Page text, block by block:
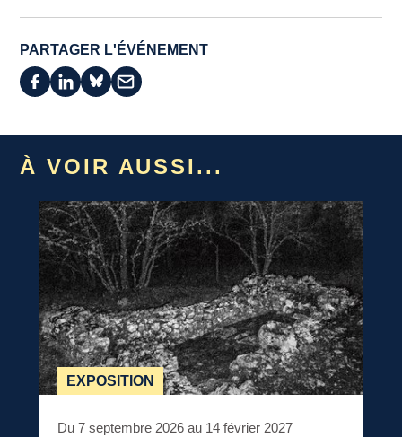
PARTAGER L'ÉVÉNEMENT
À VOIR AUSSI...
EXPOSITION
Du 7 septembre 2026 au 14 février 2027